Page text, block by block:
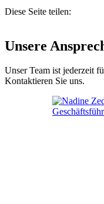
Diese Seite teilen:
Unsere
Unser Team ist jederzeit
Kontaktieren Sie uns.